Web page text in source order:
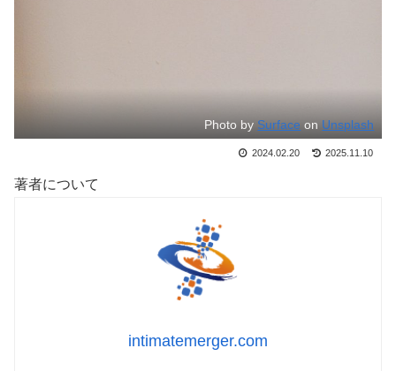
Photo bySurface on Unsplash
2024.02.20 2025.11.10
著者について
intimatemerger.com